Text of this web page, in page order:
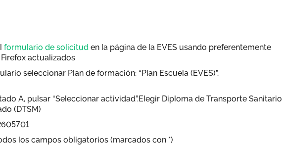
formulario de solicitud en la página de la EVES usando preferentemente
actualizados
seleccionar Plan de formación: “Plan Escuela (EVES)”.
A, pulsar “Seleccionar actividad”.Elegir Diploma de Transporte Sanitario
(DTSM)
los campos obligatorios (marcados con *)